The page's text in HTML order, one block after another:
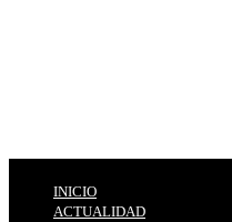
INICIO
ACTUALIDAD